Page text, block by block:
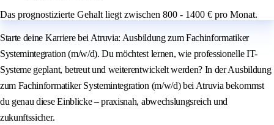
Das prognostizierte Gehalt liegt zwischen 800 - 1400 € pro Monat.
Starte deine Karriere bei Atruvia: Ausbildung zum Fachinformatiker
Systemintegration (m/w/d). Du möchtest lernen, wie professionelle IT-
Systeme geplant, betreut und weiterentwickelt werden? In der Ausbildung
zum Fachinformatiker Systemintegration (m/w/d) bei Atruvia bekommst
du genau diese Einblicke – praxisnah, abwechslungsreich und
zukunftssicher.